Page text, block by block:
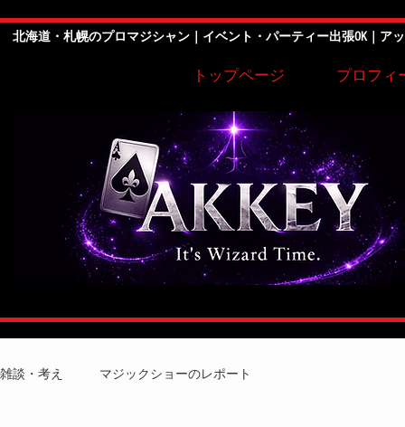
北海道・札幌のプロマジシャン｜イベント・パーティー出張OK｜ア
トップページ プロフィ
雑談・考え マジックショーのレポート